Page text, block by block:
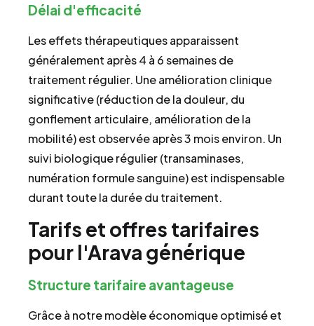
Délai d'efficacité
Les effets thérapeutiques apparaissent
généralement après 4 à 6 semaines de
traitement régulier. Une amélioration clinique
significative (réduction de la douleur, du
gonflement articulaire, amélioration de la
mobilité) est observée après 3 mois environ. Un
suivi biologique régulier (transaminases,
numération formule sanguine) est indispensable
durant toute la durée du traitement.
Tarifs et offres tarifaires
pour l'Arava générique
Structure tarifaire avantageuse
Grâce à notre modèle économique optimisé et